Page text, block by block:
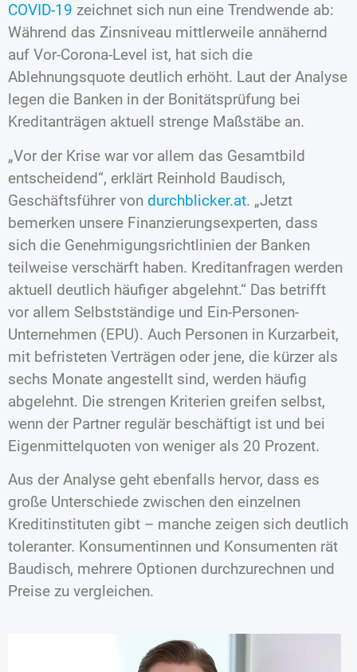
COVID-19 zeichnet sich nun eine Trendwende ab:
Während das Zinsniveau mittlerweile annähernd
auf Vor-Corona-Level ist, hat sich die
Ablehnungsquote deutlich erhöht. Laut der Analyse
legen die Banken in der Bonitätsprüfung bei
Kreditanträgen aktuell strenge Maßstäbe an.
„Vor der Krise war vor allem das Gesamtbild
entscheidend“, erklärt Reinhold Baudisch,
Geschäftsführer von durchblicker.at. „Jetzt
bemerken unsere Finanzierungsexperten, dass
sich die Genehmigungsrichtlinien der Banken
teilweise verschärft haben. Kreditanfragen werden
aktuell deutlich häufiger abgelehnt.“ Das betrifft
vor allem Selbstständige und Ein-Personen-
Unternehmen (EPU). Auch Personen in Kurzarbeit,
mit befristeten Verträgen oder jene, die kürzer als
sechs Monate angestellt sind, werden häufig
abgelehnt. Die strengen Kriterien greifen selbst,
wenn der Partner regulär beschäftigt ist und bei
Eigenmittelquoten von weniger als 20 Prozent.
Aus der Analyse geht ebenfalls hervor, dass es
große Unterschiede zwischen den einzelnen
Kreditinstituten gibt – manche zeigen sich deutlich
toleranter. Konsumentinnen und Konsumenten rät
Baudisch, mehrere Optionen durchzurechnen und
Preise zu vergleichen.